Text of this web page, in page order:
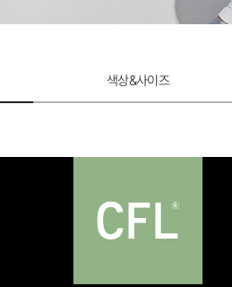
색상&사이즈